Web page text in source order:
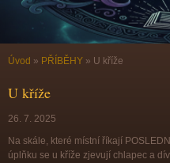
Úvod » PŘÍBĚHY » U kříže
U kříže
26. 7. 2025
Na skále, které místní říkají
úplňku se u kříže zjevují chlapec a